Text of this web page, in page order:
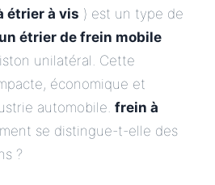
étrier à vis ) est un type de
un étrier de frein mobile
unilatéral. Cette
économique et
automobile. frein à
se distingue-t-elle des
?